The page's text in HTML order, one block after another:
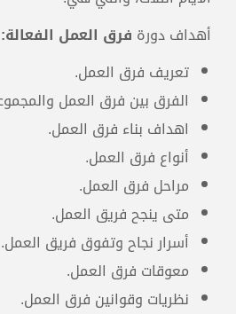
أهداف دورة فرق العمل الفعالة:
تعريف فرق العمل.
الفرق بين فرق العمل
اهداف بناء فرق العمل.
أنواع فرق العمل.
مراحل فرق العمل.
متى ينجح فريق العمل.
أسرار نجاح وتفوق فريق العمل.
معوقات فرق العمل.
نظريات وقوانين فرق العمل.